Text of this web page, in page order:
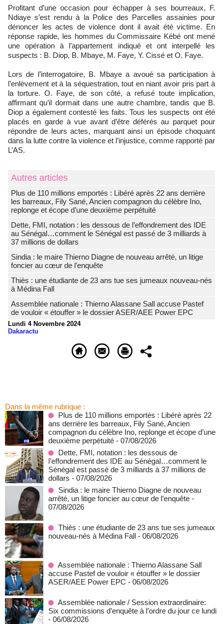
Profitant d’une occasion pour échapper à ses bourreaux, F.
Ndiaye s’est rendu à la Police des Parcelles assainies pour
dénoncer les actes de violence dont il avait été victime. En
réponse rapide, les hommes du Commissaire Kébé ont mené
une opération à l’appartement indiqué et ont interpellé les
suspects : B. Diop, B. Mbaye, M. Faye, Y. Cissé et O. Faye.
Lors de l’interrogatoire, B. Mbaye a avoué sa participation à
l’enlèvement et à la séquestration, tout en niant avoir pris part à
la torture. O. Faye, de son côté, a refusé toute implication,
affirmant qu’il dormait dans une autre chambre, tandis que B.
Diop a également contesté les faits. Tous les suspects ont été
placés en garde à vue avant d’être déférés au parquet pour
répondre de leurs actes, marquant ainsi un épisode choquant
dans la lutte contre la violence et l’injustice, comme rapporté par
L’AS.
Autres articles
Plus de 110 millions emportés : Libéré après 22 ans derrière
les barreaux, Fily Sané, Ancien compagnon du célèbre Ino,
replonge et écope d’une deuxième perpétuité
Dette, FMI, notation : les dessous de l’effondrement des IDE
au Sénégal…comment le Sénégal est passé de 3 milliards à
37 millions de dollars
Sindia : le maire Thierno Diagne de nouveau arrêté, un litige
foncier au cœur de l’enquête
Thiès : une étudiante de 23 ans tue ses jumeaux nouveau-nés
à Médina Fall
Assemblée nationale : Thierno Alassane Sall accuse Pastef
de vouloir « étouffer » le dossier ASER/AEE Power EPC
Lundi 4 Novembre 2024
Dakaractu
Dans la même rubrique :
Plus de 110 millions emportés : Libéré après 22
ans derrière les barreaux, Fily Sané, Ancien
compagnon du célèbre Ino, replonge et écope d’une
deuxième perpétuité - 07/08/2026
Dette, FMI, notation : les dessous de
l’effondrement des IDE au Sénégal…comment le
Sénégal est passé de 3 milliards à 37 millions de
dollars - 07/08/2026
Sindia : le maire Thierno Diagne de nouveau
arrêté, un litige foncier au cœur de l’enquête -
07/08/2026
Thiès : une étudiante de 23 ans tue ses jumeaux
nouveau-nés à Médina Fall - 06/08/2026
Assemblée nationale : Thierno Alassane Sall
accuse Pastef de vouloir « étouffer » le dossier
ASER/AEE Power EPC - 06/08/2026
Assemblée nationale / Session extraordinaire:
Six commissions d’enquête à l’ordre du jour ce lundi
- 06/08/2026